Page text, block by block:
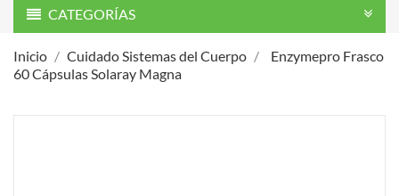
CATEGORÍAS
Inicio Cuidado Sistemas del Cuerpo
Enzymepro Frasco
60 Cápsulas Solaray Magna